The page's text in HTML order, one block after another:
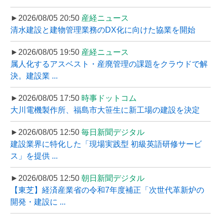
►2026/08/05 20:50 産経ニュース
清水建設と建物管理業務のDX化に向けた協業を開始
►2026/08/05 19:50 産経ニュース
属人化するアスベスト・産廃管理の課題をクラウドで解
決。建設業 ...
►2026/08/05 17:50 時事ドットコム
大川電機製作所、福島市大笹生に新工場の建設を決定
►2026/08/05 12:50 毎日新聞デジタル
建設業界に特化した「現場実践型 初級英語研修サービ
ス」を提供 ...
►2026/08/05 12:50 朝日新聞デジタル
【東芝】経済産業省の令和7年度補正「次世代革新炉の
開発・建設に ...